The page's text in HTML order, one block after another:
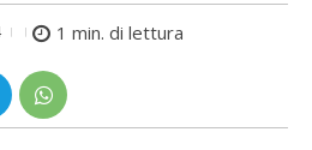
1 min. di lettura